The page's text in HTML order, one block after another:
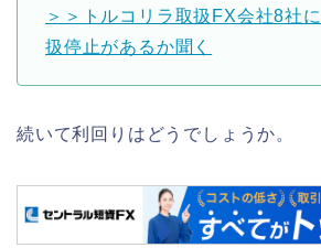
＞＞トルコリラ取扱FX会社8社
扱停止があるか聞く
続いて利回りはどうでしょうか。